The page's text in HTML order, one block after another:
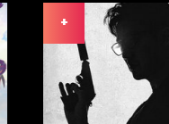
+